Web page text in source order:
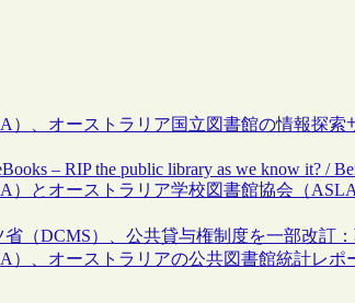
、オーストラリア国立図書館の情報探索
– RIP the public library as we know it? /
）とオーストラリア学校図書館協会（
（DCMS）、公共貸与権制度を一部改訂
、オーストラリアの公共図書館統計レポ